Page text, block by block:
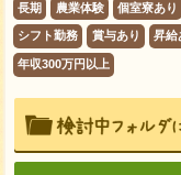
長期 農業体験 個室寮あり
シフト勤務 賞与あり 昇給
年収300万円以上